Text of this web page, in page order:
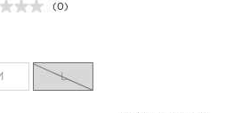
Sin
la
misma
(0)
L